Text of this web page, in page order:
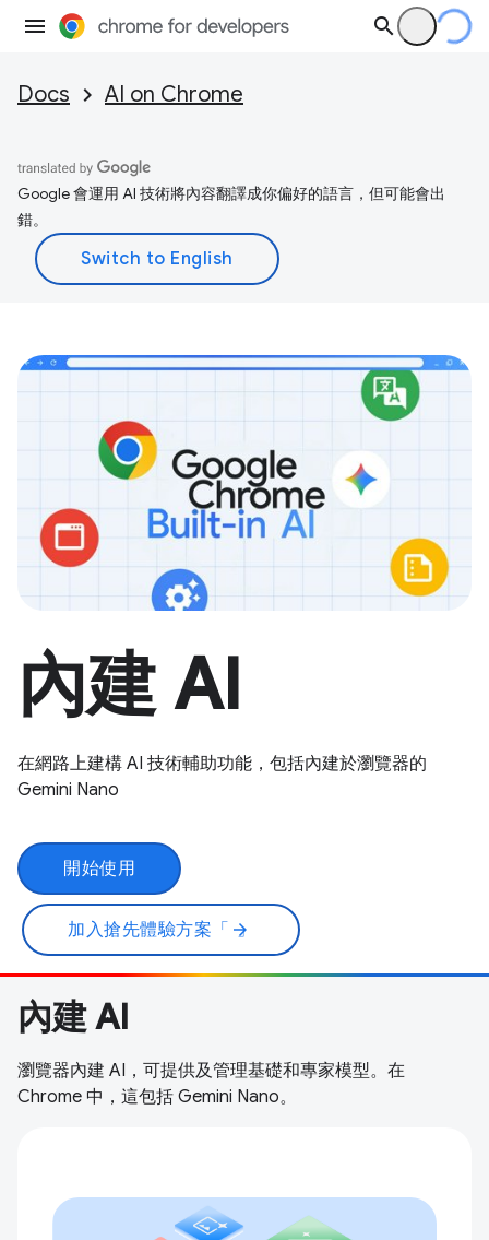
Docs AI on Chrome
Google 會運用 AI 技術將內容翻譯成你偏好的語言，但可能會出
錯。
內建 AI
在網路上建構 AI 技術輔助功能，包括內建於瀏覽器的
Gemini Nano
開始使用
加入搶先體驗方案「 arrow_forward
」
內建 AI
瀏覽器內建 AI，可提供及管理基礎和專家模型。在
Chrome 中，這包括 Gemini Nano。